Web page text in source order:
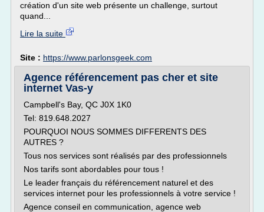
création d'un site web présente un challenge, surtout
quand...
Lire la suite
Site : https://www.parlonsgeek.com
Agence référencement pas cher et site
internet Vas-y
Campbell's Bay, QC J0X 1K0
Tel: 819.648.2027
POURQUOI NOUS SOMMES DIFFERENTS DES
AUTRES ?
Tous nos services sont réalisés par des professionnels
Nos tarifs sont abordables pour tous !
Le leader français du référencement naturel et des
services internet pour les professionnels à votre service !
Agence conseil en communication, agence web